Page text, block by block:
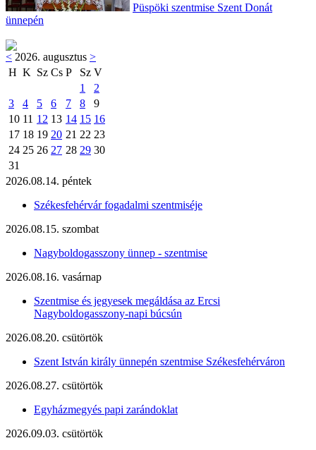
Püspöki szentmise Szent Donát
ünnepén
< 2026. augusztus >
H K Sz Cs P Sz V
1
2
3
4 5 6 7 8
9
10 11 12 13 14 15 16
17 18 19 20 21 22 23
24 25 26 27 28 29 30
31
2026.08.14. péntek
Székesfehérvár fogadalmi szentmiséje
2026.08.15. szombat
Nagyboldogasszony ünnep - szentmise
2026.08.16. vasárnap
Szentmise és jegyesek megáldása az Ercsi
Nagyboldogasszony-napi búcsún
2026.08.20. csütörtök
Szent István király ünnepén szentmise Székesfehérváron
2026.08.27. csütörtök
Egyházmegyés papi zarándoklat
2026.09.03. csütörtök